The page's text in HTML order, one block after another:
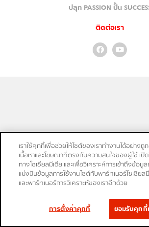
ปลุก PASSION ปั้น
ติดต่อเรา
เราใช้คุกกี้เพื่อช่วยให้ไซต์ของเราทำงานได้อย่าง
เนื้อหาและโฆษณาที่ตรงกับความสนใจของผู้ใช้ เ
ทางโซเชียลมีเดีย และเพื่อวิเคราะห์การเข้าถึงข้อมูล
แบ่งปันข้อมูลการใช้งานไซต์กับพาร์ทเนอร์โซเชียล
และพาร์ทเนอร์การวิเคราะห์ของเราอีกด้วย
การตั้งค่าคุกกี้ ยอมรับคุก